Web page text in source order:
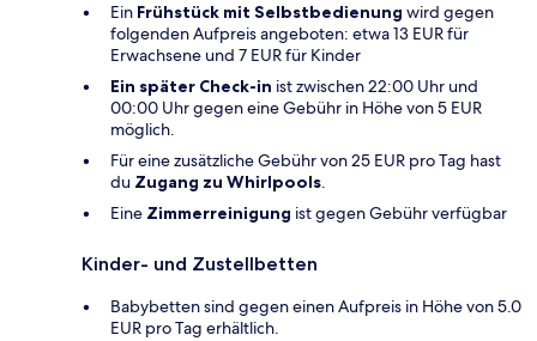
Ein Frühstück mit Selbstbedienung wird gegen
folgenden Aufpreis angeboten: etwa 13 EUR für
Erwachsene und 7 EUR für Kinder
Ein später Check-in ist zwischen 22:00 Uhr und
00:00 Uhr gegen eine Gebühr in Höhe von 5 EUR
möglich.
Für eine zusätzliche Gebühr von 25 EUR pro Tag hast
du Zugang zu Whirlpools.
Eine Zimmerreinigung ist gegen Gebühr verfügbar
Kinder- und Zustellbetten
Babybetten sind gegen einen Aufpreis in Höhe von 5.0
EUR pro Tag erhältlich.